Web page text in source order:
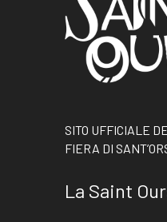
SITO UFFICIALE
FIERA DI
La Saint